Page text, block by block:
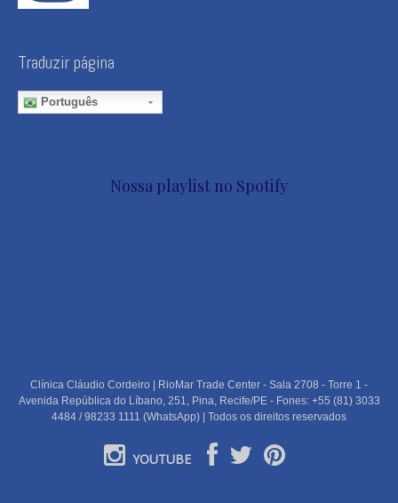
Traduzir página
Português
Nossa playlist no Spotify
Clínica Cláudio Cordeiro | RioMar Trade Center - Sala 2708 - Torre 1 -
Avenida República do Líbano, 251, Pina, Recife/PE - Fones: +55 (81) 3033
4484 / 98233 1111 (WhatsApp) | Todos os direitos reservados
YOUTUBE